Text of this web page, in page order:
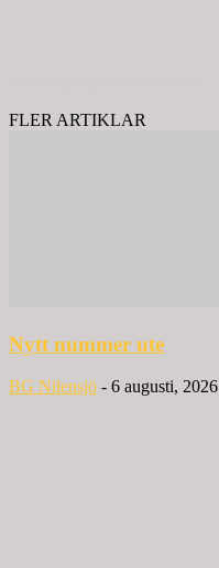
FLER ARTIKLAR
Nytt nummer ute
BG Nilensjö - 6 augusti, 2026